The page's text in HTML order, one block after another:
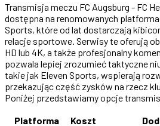
Transmisja meczu FC Augsburg - FC
dostępna na renomowanych
Sports, które od lat dostarczają
relacje sportowe. Serwisy te oferują
HD lub 4K, a także profesjonalny
pozwala lepiej zrozumieć taktyczne
takie jak Eleven Sports, wspierają
przekazując część zysków na rzecz
Poniżej przedstawiamy opcje
Platforma
Koszt